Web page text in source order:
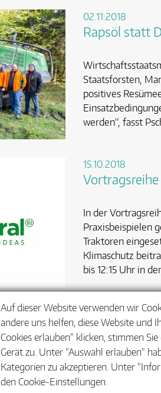
02.11.2018
Rapsöl statt
Staatsforsten,
positives
werden“, fasst
15.10.2018
In der
Praxisbeispielen
Traktoren
Klimaschutz
bis 12:15 Uhr in
< 1 … 17
Auf dieser Website verwenden wir
andere uns helfen, diese Website und
Cookies erlauben" klicken, stimmen
Gerät zu. Unter "Auswahl erlauben"
Kategorien zu akzeptieren. Unter
den Cookie-Einstellungen.